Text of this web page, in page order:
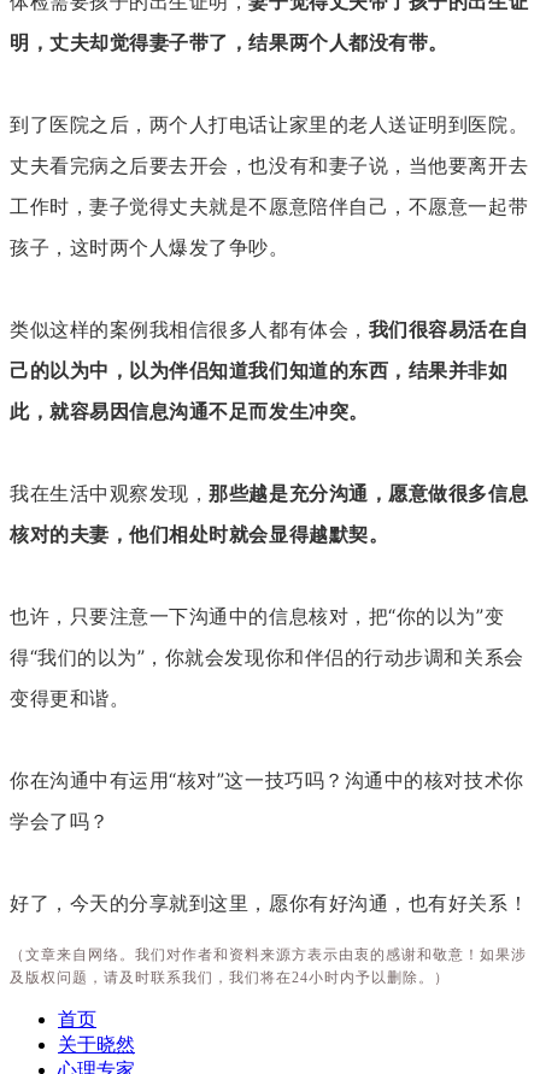
明，丈夫却觉得妻子带了，结果两个人都没有带。
到了医院之后，两个人打电话让家里的老人送证明到医院。
丈夫看完病之后要去开会，也没有和妻子说，当他要离开去
工作时，妻子觉得丈夫就是不愿意陪伴自己，不愿意一起带
孩子，这时两个人爆发了争吵。
类似这样的案例我相信很多人都有体会， 我们很容易活在自
己的以为中，以为伴侣知道我们知道的东西，结果并非如
此，就容易因信息沟通不足而发生冲突。
我在生活中观察发现，那些越是充分沟通，愿意做很多信息
核对的夫妻，他们相处时就会显得越默契。
也许，只要注意一下沟通中的信息核对，把“你的以为”变
得“我们的以为”，你就会发现你和伴侣的行动步调和关系会
变得更和谐。
你在沟通中有运用“核对”这一技巧吗？沟通中的核对技术你
学会了吗？
好了，今天的分享就到这里，愿你有好沟通，也有好关系！
（文章来自网络。我们对作者和资料来源方表示由衷的感谢和敬意！如果涉
及版权问题，请及时联系我们，我们将在24小时内予以删除。）
首页
关于晓然